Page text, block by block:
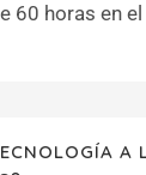
60 horas en el
A